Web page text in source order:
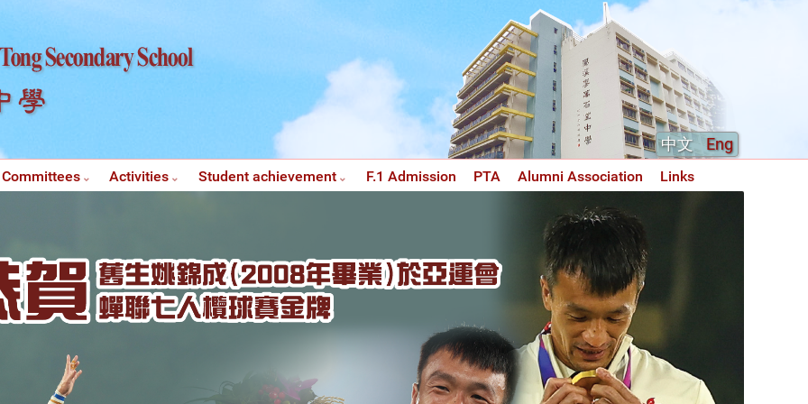
中文 Eng
Committees Activities Student achievement F.1 Admission PTA Alumni Association Links